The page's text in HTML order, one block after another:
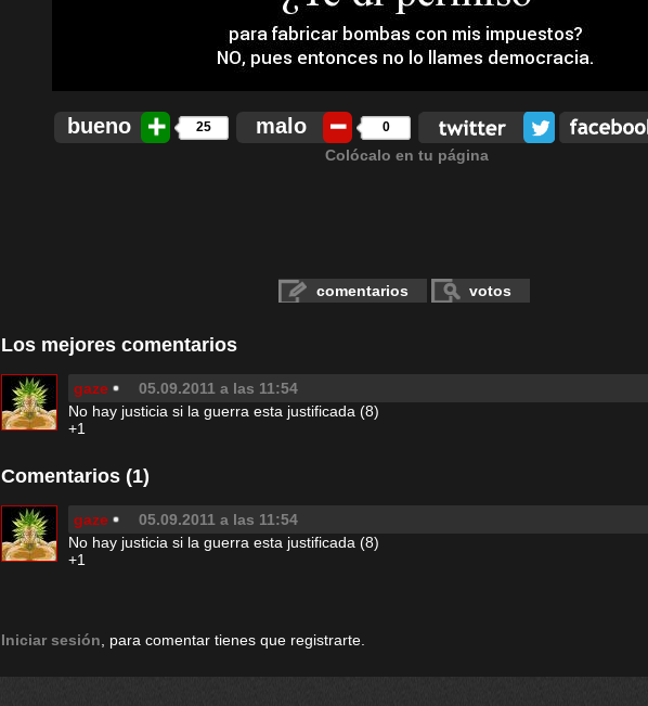
bueno 25 malo 0
Colócalo en tu página
comentarios votos
Los mejores comentarios
gaze 05.09.2011 a las 11:54
No hay justicia si la guerra esta justificada (8)
+1
Comentarios (1)
gaze 05.09.2011 a las 11:54
No hay justicia si la guerra esta justificada (8)
+1
Iniciar sesión , para comentar tienes que registrarte.